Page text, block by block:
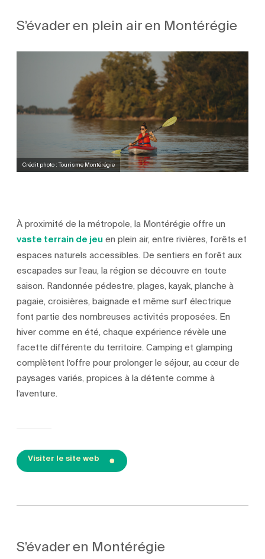
S’évader en plein air en Montérégie
Crédit photo : Tourisme Montérégie
À proximité de la métropole, la Montérégie offre un
vaste terrain de jeuen plein air, entre rivières, forêts et
espaces naturels accessibles. De sentiers en forêt aux
escapades sur l’eau, la région se découvre en toute
saison. Randonnée pédestre, plages, kayak, planche à
pagaie, croisières, baignade et même surf électrique
font partie des nombreuses activités proposées. En
hiver comme en été, chaque expérience révèle une
facette différente du territoire. Camping et glamping
complètent l’offre pour prolonger le séjour, au cœur de
paysages variés, propices à la détente comme à
l’aventure.
Visiter le site web
S’évader en Montérégie